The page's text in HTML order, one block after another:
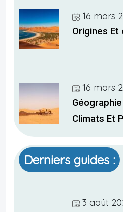
16 mars
Origines Et
16 mars
Climats Et
Derniers guides :
3 août